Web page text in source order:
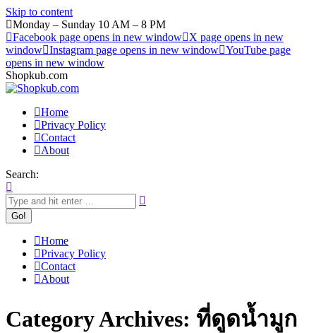
Skip to content
Monday – Sunday 10 AM – 8 PM
Facebook page opens in new window
X page opens in new
window Instagram page opens in new window YouTube page
opens in new window
Shopkub.com
Home
Privacy Policy
Contact
About
Search:
Home
Privacy Policy
Contact
About
Category Archives: ที่ดูดน้ำมูก